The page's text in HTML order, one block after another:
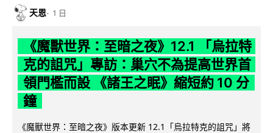
天恩 1 日
《魔獸世界：至暗之夜》12.1 「烏拉特
克的詛咒」專訪：巢穴不為提高世界首
領門檻而設 《諸王之眠》縮短約 10 分
鐘
《魔獸世界：至暗之夜》版本更新 12.1「烏拉特克的詛咒」將